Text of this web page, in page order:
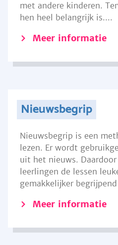
met andere kinderen.
hen heel belangrijk is....
Meer informatie
Nieuwsbegrip
Nieuwsbegrip is een
lezen. Er wordt
uit het nieuws. Daardoor
leerlingen de lessen
gemakkelijker
Meer informatie